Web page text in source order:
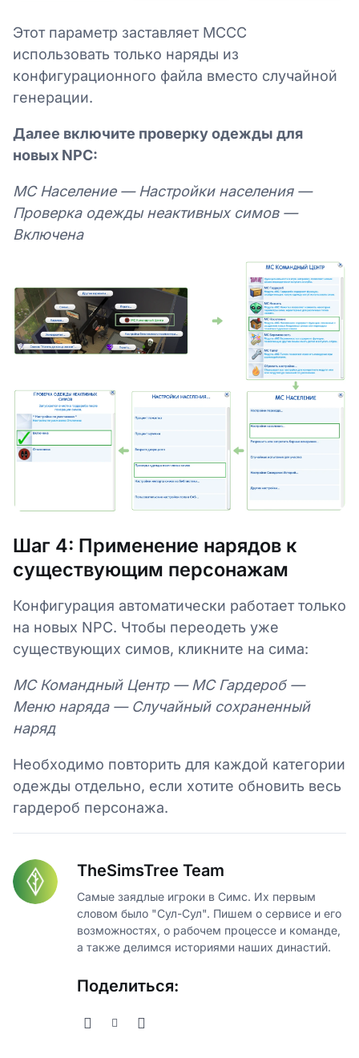
Этот параметр заставляет MCCC
использовать только наряды из
конфигурационного файла вместо случайной
генерации.
Далее включите проверку одежды для
новых NPC:
MC Население — Настройки населения —
Проверка одежды неактивных симов —
Включена
Шаг 4: Применение нарядов к
существующим персонажам
Конфигурация автоматически работает только
на новых NPC. Чтобы переодеть уже
существующих симов, кликните на сима:
МС Командный Центр — MC Гардероб —
Меню наряда — Случайный сохраненный
наряд
Необходимо повторить для каждой категории
одежды отдельно, если хотите обновить весь
гардероб персонажа.
TheSimsTree Team
Самые заядлые игроки в Симс. Их первым
словом было "Сул-Сул". Пишем о сервисе и его
возможностях, о рабочем процессе и команде,
а также делимся историями наших династий.
Поделиться: